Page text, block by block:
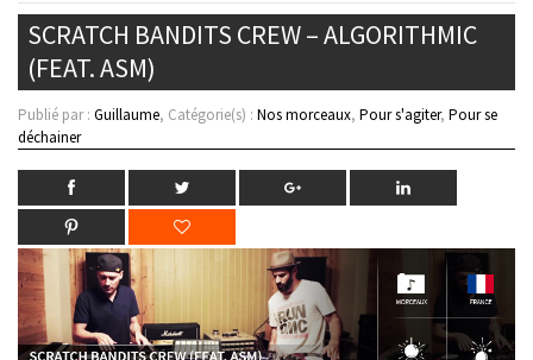
SCRATCH BANDITS CREW – ALGORITHMIC
(FEAT. ASM)
Publié par : Guillaume, Catégorie(s) : Nos morceaux, Pour s'agiter, Pour se
déchainer